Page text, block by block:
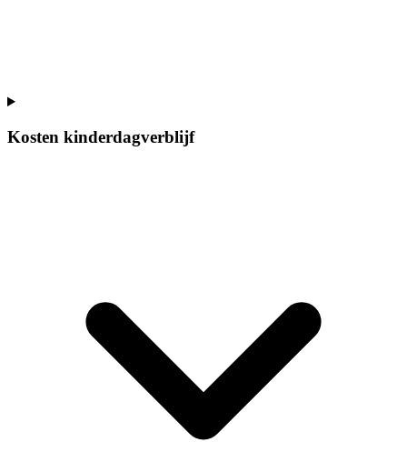
Kosten kinderdagverblijf